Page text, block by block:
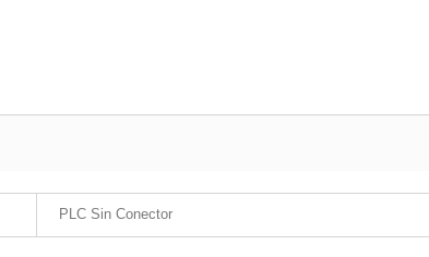
PLC Sin Conector